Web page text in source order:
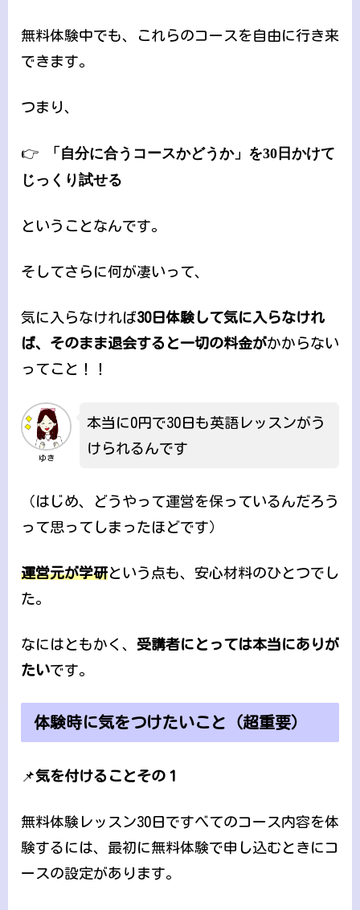
無料体験中でも、これらのコースを自由に行き来
できます。
つまり、
👉
「自分に合うコースかどうか」を30日かけて
じっくり試せる
ということなんです。
そしてさらに何が凄いって、
気に入らなければ30日体験して気に入らなけれ
ば、そのまま退会すると一切の料金がかからない
ってこと！！
ゆき
本当に0円で30日も英語レッスンがう
けられるんです
（はじめ、どうやって運営を保っているんだろう
って思ってしまったほどです）
運営元が学研という点も、安心材料のひとつでし
た。
なにはともかく、 受講者にとっては本当にありが
たいです。
体験時に気をつけたいこと（超重要）
📌気を付けることその１
無料体験レッスン30日ですべてのコース内容を体
験するには、最初に無料体験で申し込むときにコ
ースの設定があります。